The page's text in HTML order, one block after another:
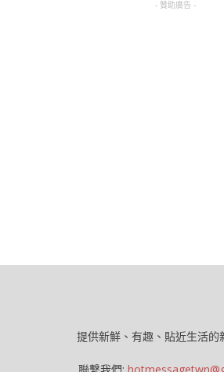
- 贊助廣告 -
提供新鮮、有趣、貼近生活的